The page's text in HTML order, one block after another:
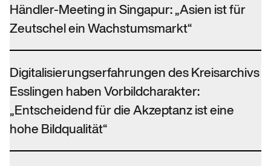
Händler-Meeting in Singapur: „Asien ist für
Zeutschel ein Wachstumsmarkt“
Digitalisierungserfahrungen des Kreisarchivs
Esslingen haben Vorbildcharakter:
„Entscheidend für die Akzeptanz ist eine
hohe Bildqualität“